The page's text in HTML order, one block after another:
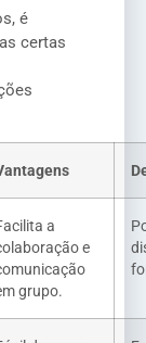
é
certas
a
e
grupo.